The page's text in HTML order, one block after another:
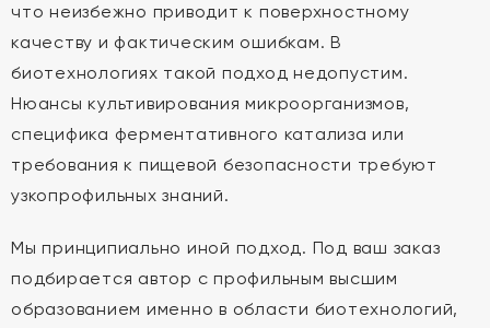
что неизбежно приводит к поверхностному
качеству и фактическим ошибкам. В
биотехнологиях такой подход недопустим.
Нюансы культивирования микроорганизмов,
специфика ферментативного катализа или
требования к пищевой безопасности требуют
узкопрофильных знаний.
Мы принципиально иной подход. Под ваш заказ
подбирается автор с профильным высшим
образованием именно в области биотехнологий,